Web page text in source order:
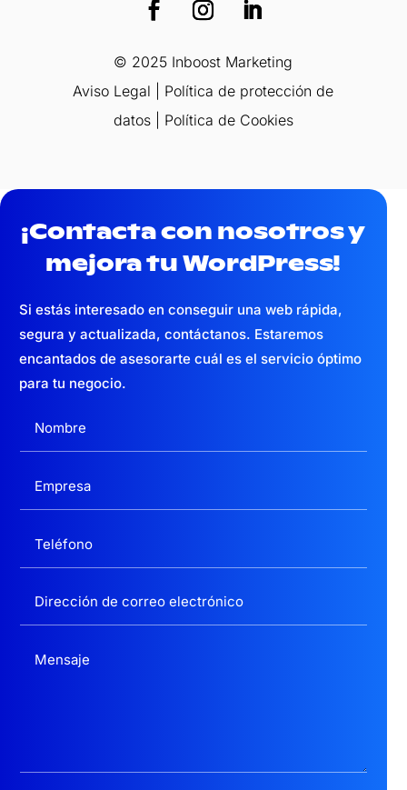
© 2025 Inboost Marketing
Aviso Legal
Política de protección de
datos| Política de Cookies
¡Contacta con nosotros y
mejora tu WordPress!
Si estás interesado en conseguir una web rápida,
segura y actualizada, contáctanos. Estaremos
encantados de asesorarte cuál es el servicio óptimo
para tu negocio.